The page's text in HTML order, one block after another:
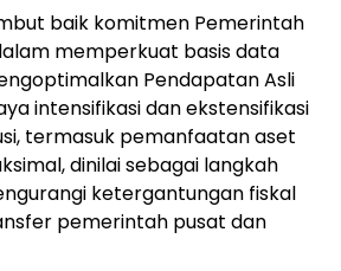
baik komitmen Pemerintah
memperkuat basis data
Pendapatan Asli
intensifikasi dan ekstensifikasi
termasuk pemanfaatan aset
dinilai sebagai langkah
ketergantungan fiskal
pemerintah pusat dan